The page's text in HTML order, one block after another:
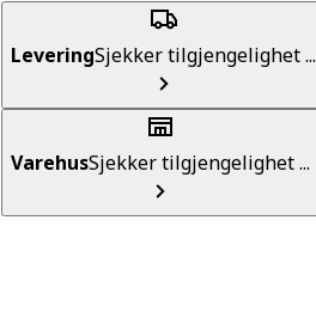
LeveringSjekker tilgjengelighet ...
VarehusSjekker tilgjengelighet ...